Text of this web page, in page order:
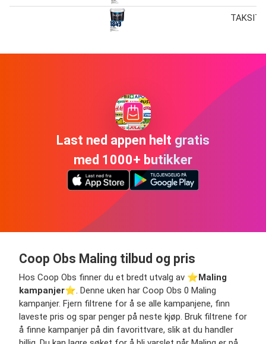
Last ned appen helt gratis
med 1000+ butikker
Coop Obs Maling tilbud og pris
Hos Coop Obs finner du et bredt utvalg av ⭐️Maling
kampanjer⭐️. Denne uken har Coop Obs 0 Maling
kampanjer. Fjern filtrene for å se alle kampanjene, finn
laveste pris og spar penger på neste kjøp. Bruk filtrene for
å finne kampanjer på din favorittvare, slik at du handler